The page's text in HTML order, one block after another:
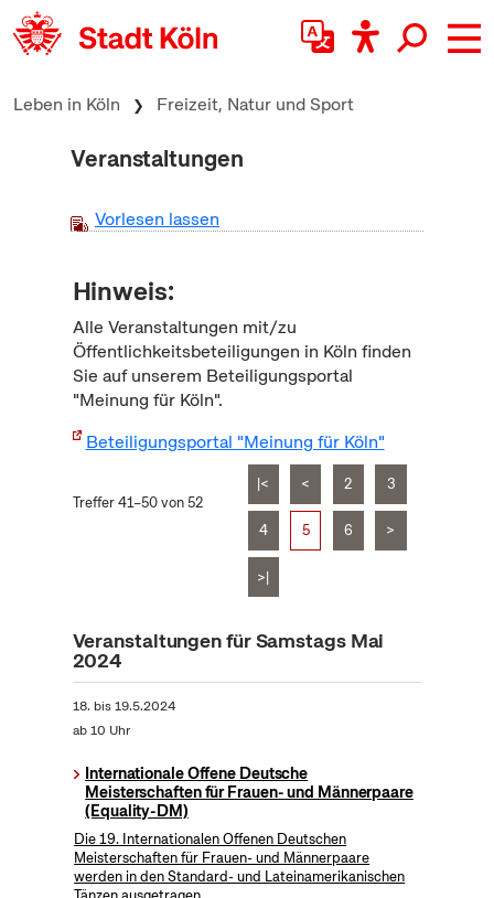
zum Inhalt springen
Leben in Köln Freizeit, Natur und Sport
Veranstaltungen
Vorlesen lassen
Hinweis:
Alle Veranstaltungen mit/zu
Öffentlichkeitsbeteiligungen in Köln finden
Sie auf unserem Beteiligungsportal
"Meinung für Köln".
Beteiligungsportal "Meinung für Köln"
Treffer 41–50 von 52
|< < 2 3
4 5 6 >
>|
Veranstaltungen für Samstags Mai
2024
18. bis19.5.2024
ab 10 Uhr
Internationale Offene Deutsche
Meisterschaften für Frauen- und Männerpaare
(Equality-DM)
Die 19. Internationalen Offenen Deutschen
Meisterschaften für Frauen- und Männerpaare
werden in den Standard- und Lateinamerikanischen